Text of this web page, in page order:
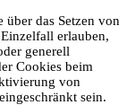
über das Setzen von
erlauben,
generell
Cookies beim
von
sein.